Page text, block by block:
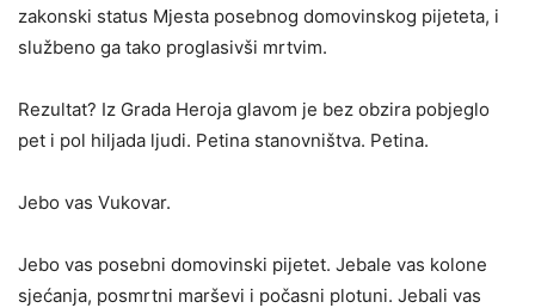
zakonski status Mjesta posebnog domovinskog pijeteta, i
službeno ga tako proglasivši mrtvim.
Rezultat? Iz Grada Heroja glavom je bez obzira pobjeglo
pet i pol hiljada ljudi. Petina stanovništva. Petina.
Jebo vas Vukovar.
Jebo vas posebni domovinski pijetet. Jebale vas kolone
sjećanja, posmrtni marševi i počasni plotuni. Jebali vas